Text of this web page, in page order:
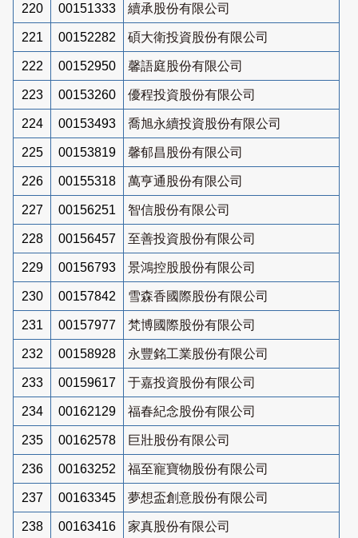
220 00151333 續承股份有限公司
221 00152282 碩大衛投資股份有限公司
222 00152950 馨語庭股份有限公司
223 00153260 優程投資股份有限公司
224 00153493 喬旭永續投資股份有限公司
225 00153819 馨郁昌股份有限公司
226 00155318 萬亨通股份有限公司
227 00156251 智信股份有限公司
228 00156457 至善投資股份有限公司
229 00156793 景鴻控股股份有限公司
230 00157842 雪森香國際股份有限公司
231 00157977 梵博國際股份有限公司
232 00158928 永豐銘工業股份有限公司
233 00159617 于嘉投資股份有限公司
234 00162129 福春紀念股份有限公司
235 00162578 巨壯股份有限公司
236 00163252 福至寵寶物股份有限公司
237 00163345 夢想盃創意股份有限公司
238 00163416 家真股份有限公司